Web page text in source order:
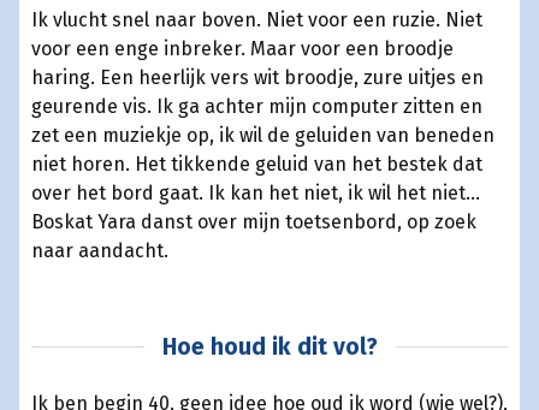
Ik vlucht snel naar boven. Niet voor een ruzie. Niet
voor een enge inbreker. Maar voor een broodje
haring. Een heerlijk vers wit broodje, zure uitjes en
geurende vis. Ik ga achter mijn computer zitten en
zet een muziekje op, ik wil de geluiden van beneden
niet horen. Het tikkende geluid van het bestek dat
over het bord gaat. Ik kan het niet, ik wil het niet…
Boskat Yara danst over mijn toetsenbord, op zoek
naar aandacht.
Hoe houd ik dit vol?
Ik ben begin 40, geen idee hoe oud ik word (wie wel?),